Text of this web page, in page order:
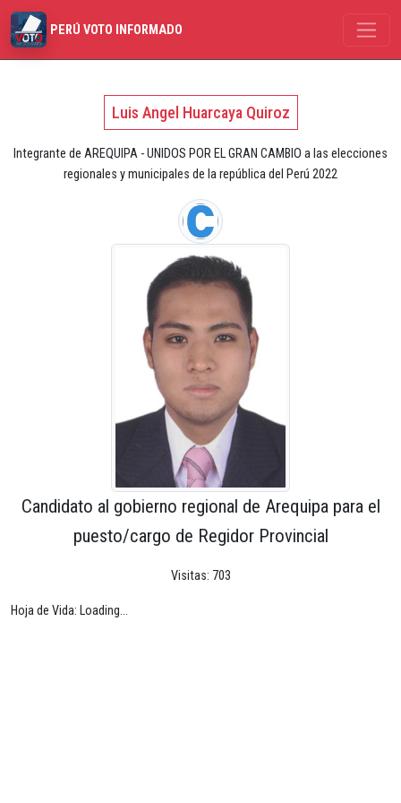
PERÚ VOTO INFORMADO
Luis Angel Huarcaya Quiroz
Integrante de AREQUIPA - UNIDOS POR EL GRAN CAMBIO a las elecciones
regionales y municipales de la república del Perú 2022
Candidato al gobierno regional de Arequipa para el
puesto/cargo de Regidor Provincial
Visitas: 703
Hoja de Vida: Loading...